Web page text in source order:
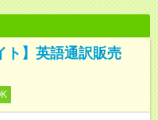
ト】英語通訳販売